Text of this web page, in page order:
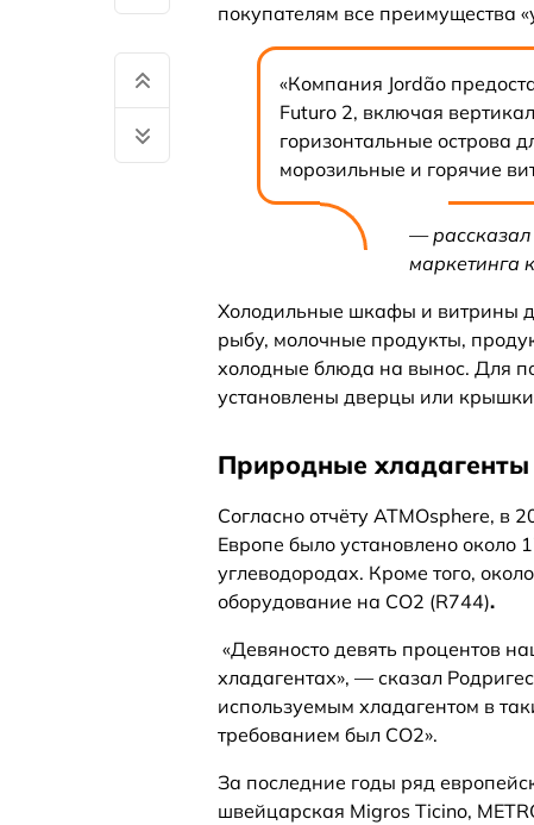
покупателям все преимущества
«Компания Jordão
Futuro 2, включая
горизонтальные острова
морозильные и горячие
— рассказал
маркетинга
Холодильные шкафы и витрины
рыбу, молочные продукты,
холодные блюда на вынос. Для
установлены дверцы или
Природные хладагенты
Согласно отчёту ATMOsphere, в
Европе было установлено
углеводородах. Кроме того,
оборудование на CO2 (R744).
«Девяносто девять процентов
хладагентах», — сказал
используемым хладагентом в
требованием был CO2».
За последние годы ряд
швейцарская Migros Ticino,